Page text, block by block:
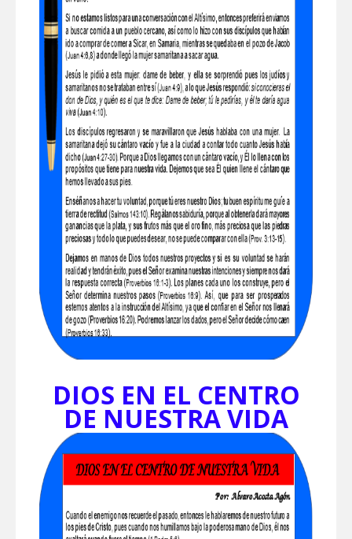
DIOS EN EL CENTRO
DE NUESTRA VIDA